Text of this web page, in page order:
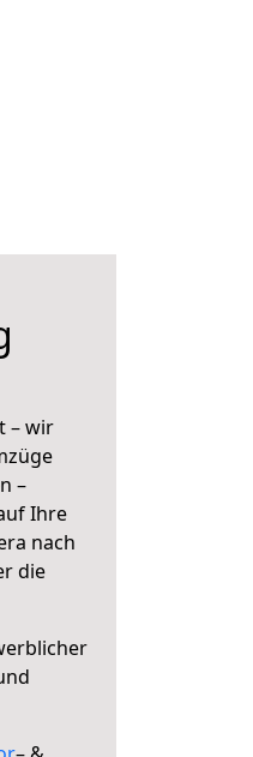
– wir
–
Ihre
nach
die